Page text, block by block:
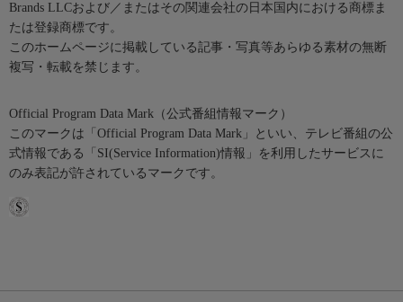
Brands LLCおよび／またはその関連会社の日本国内における商標ま
たは登録商標です。
このホームページに掲載している記事・写真等あらゆる素材の無断
複写・転載を禁じます。
Official Program Data Mark（公式番組情報マーク）
このマークは「Official Program Data Mark」といい、テレビ番組の公
式情報である「SI(Service Information)情報」を利用したサービスに
のみ表記が許されているマークです。